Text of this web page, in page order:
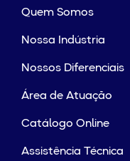
Quem Somos
Nossa Indústria
Nossos Diferenciais
Área de Atuação
Catálogo Online
Assistência Técnica